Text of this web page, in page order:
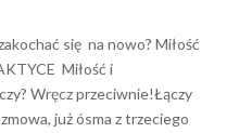
się na nowo? Miłość
Miłość i
Wręcz przeciwnie!Łączy
już ósma z trzeciego